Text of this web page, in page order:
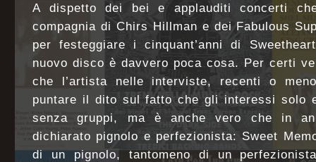
A dispetto dei bei e applauditi concerti
compagnia di Chirs Hillman e dei Fabulous
per festeggiare i cinquant’anni di
nuovo disco è davvero poca cosa. Per certi
che l’artista nelle interviste, recenti o
puntare il dito sul fatto che gli interessi solo
senza gruppi, ma è anche vero che in
dichiarato pignolo e perfezionista: Sweet
di un pignolo, tantomeno di un